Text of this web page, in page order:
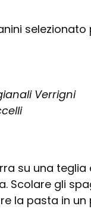
selezionato
Verrigni
su una
Scolare gli
la pasta in